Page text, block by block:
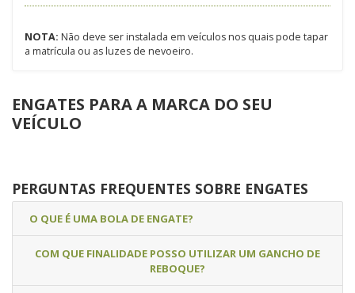
NOTA: Não deve ser instalada em veículos nos quais pode tapar
a matrícula ou as luzes de nevoeiro.
ENGATES PARA A MARCA DO SEU
VEÍCULO
PERGUNTAS FREQUENTES SOBRE ENGATES
O QUE É UMA BOLA DE ENGATE?
COM QUE FINALIDADE POSSO UTILIZAR UM GANCHO DE
REBOQUE?